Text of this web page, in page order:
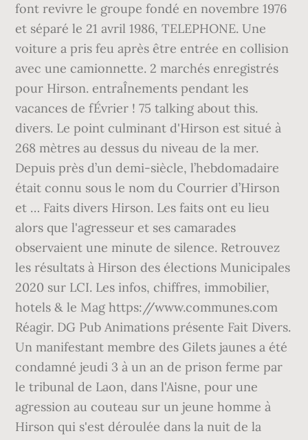
font revivre le groupe fondé en novembre 1976
et séparé le 21 avril 1986, TELEPHONE. Une
voiture a pris feu après être entrée en collision
avec une camionnette. 2 marchés enregistrés
pour Hirson. entraÎnements pendant les
vacances de fÉvrier ! 75 talking about this.
divers. Le point culminant d'Hirson est situé à
268 mètres au dessus du niveau de la mer.
Depuis près d’un demi-siècle, l’hebdomadaire
était connu sous le nom du Courrier d’Hirson
et … Faits divers Hirson. Les faits ont eu lieu
alors que l'agresseur et ses camarades
observaient une minute de silence. Retrouvez
les résultats à Hirson des élections Municipales
2020 sur LCI. Les infos, chiffres, immobilier,
hotels & le Mag https://www.communes.com
Réagir. DG Pub Animations présente Fait Divers.
Un manifestant membre des Gilets jaunes a été
condamné jeudi 3 à un an de prison ferme par
le tribunal de Laon, dans l'Aisne, pour une
agression au couteau sur un jeune homme à
Hirson qui s'est déroulée dans la nuit de la